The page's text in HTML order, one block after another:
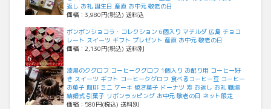
返し お礼 誕生日 産直 お中元 敬老の日
価格：3,980円(税込) 送料込
ボンボンショコラ・コレクション 6個入り マチルダ 広島 チョコ
レート スイーツ ギフト プレゼント 産直 お中元 敬老の日
価格：2,130円(税込) 送料別
漆黒のクグロフ コーヒークグロフ 1個入り お配り用 コーヒー好
き スイーツ ギフト コーヒークグロフ 食べるコーヒー豆 コーヒー
お菓子 珈琲 ミニ ケーキ 焼き菓子 ドーナツ 寿 お返し お礼 職場
結婚式 引菓子 リボンラッピング お中元 敬老の日 ネット限定
価格：580円(税込) 送料別